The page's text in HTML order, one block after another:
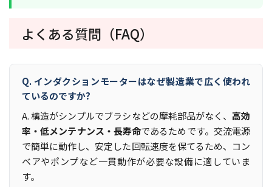
よくある質問（FAQ）
Q. インダクションモーターはなぜ製造業で広く使われ
ているのですか?
A. 構造がシンプルでブラシなどの摩耗部品がなく、 高効
率・低メンテナンス・長寿命であるためです。交流電源
で簡単に動作し、安定した回転速度を保てるため、コン
ベアやポンプなど一貫動作が必要な設備に適していま
す。